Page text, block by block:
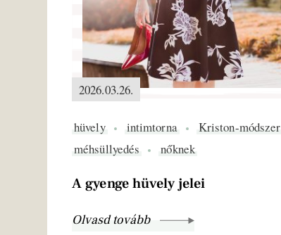
2026.03.26.
hüvely intimtorna
Kriston-módszer
méhsüllyedés
nőknek
A gyenge hüvely jelei
Olvasd tovább